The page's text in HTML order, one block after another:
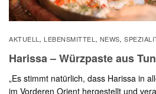
AKTUELL , LEBENSMITTEL , NEWS,
Harissa – Würzpaste aus
„Es stimmt natürlich, dass Harissa in
im Vorderen Orient hergestellt und